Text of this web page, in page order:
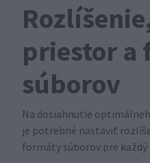
priestor a
súborov
Na dosiahnutie
je potrebné nastaviť
formáty súborov pre